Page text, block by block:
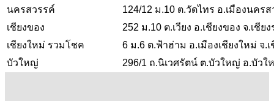
นครสวรรค์
124/12 ม.10 ต.วัดไทร อ.เมืองนคร
เชียงของ
252 ม.10 ต.เวียง อ.เชียงของ จ.เชียง
เชียงใหม่ รวมโชค
6 ม.6 ต.ฟ้าฮ่าม อ.เมืองเชียงใหม่ จ.
บัวใหญ่
296/1 ถ.นิเวศรัตน์ ต.บัวใหญ่ อ.บัว